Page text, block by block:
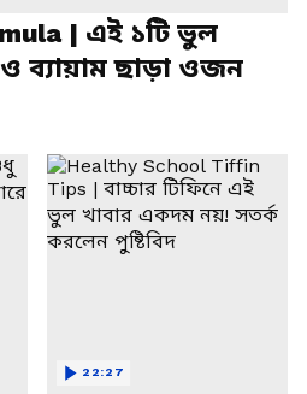
| এই ১টি ভুল
ব্যায়াম ছাড়া ওজন
22:27